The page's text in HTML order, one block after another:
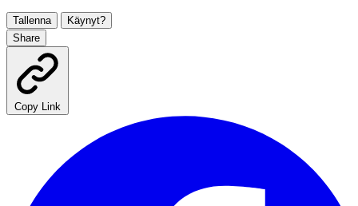
Tallenna
Käynyt?
Share
Copy Link